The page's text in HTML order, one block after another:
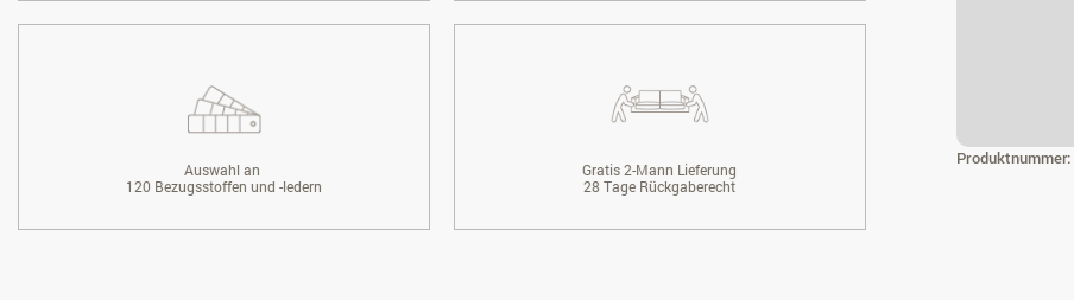
Produktnummer:
Auswahl an
120 Bezugsstoffen und -ledern
Gratis 2-Mann Lieferung
28 Tage Rückgaberecht